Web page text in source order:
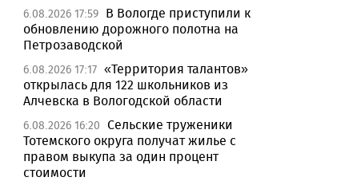
6.08.2026 17:59 В Вологде приступили к
обновлению дорожного полотна на
Петрозаводской
6.08.2026 17:17 «Территория талантов»
открылась для 122 школьников из
Алчевска в Вологодской области
6.08.2026 16:20 Сельские труженики
Тотемского округа получат жилье с
правом выкупа за один процент
стоимости